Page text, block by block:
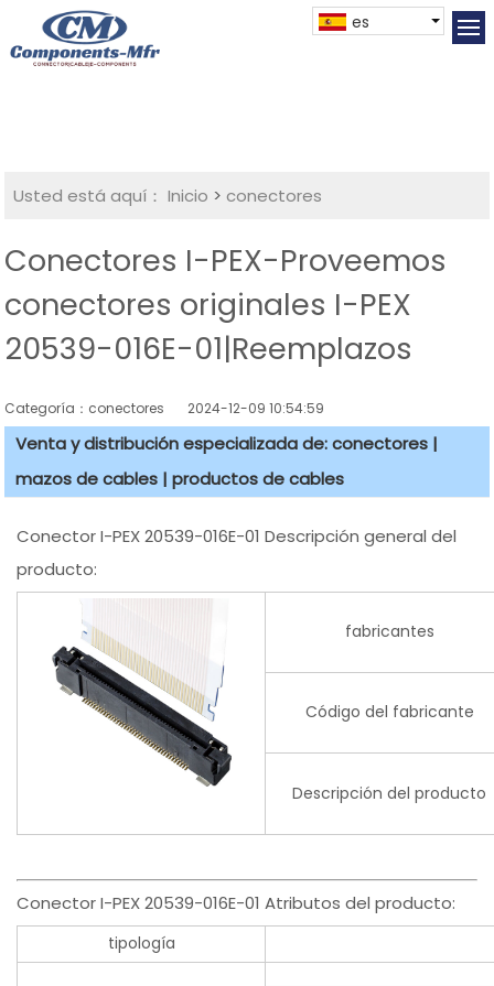
es
Usted está aquí： Inicio >conectores
Conectores I-PEX-Proveemos
conectores originales I-PEX
20539-016E-01|Reemplazos
Categoría：conectores 2024-12-09 10:54:59
Venta y distribución especializada de: conectores |
mazos de cables | productos de cables
Conector I-PEX 20539-016E-01 Descripción general del
producto:
fabricantes
Código del fabricante
Descripción del producto
Conector I-PEX 20539-016E-01 Atributos del producto:
tipología